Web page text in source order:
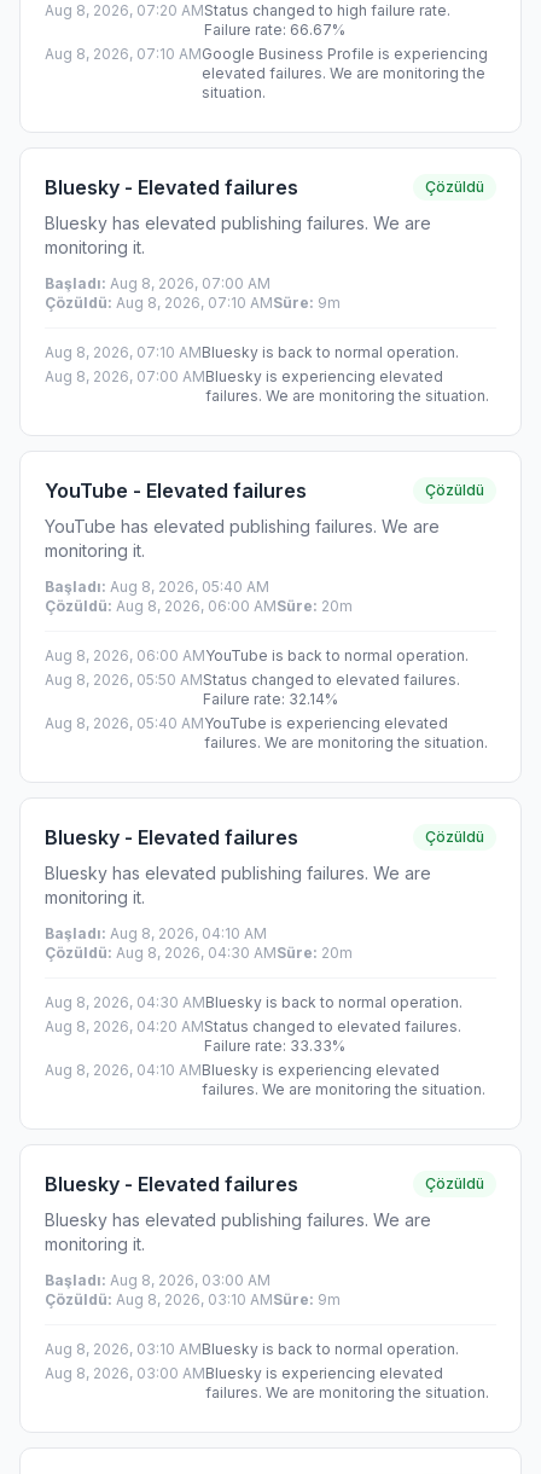
Aug 8, 2026, 07:20 AMStatus changed to high failure rate.
Failure rate: 66.67%
Aug 8, 2026, 07:10 AMGoogle Business Profile is experiencing
elevated failures. We are monitoring the
situation.
Bluesky - Elevated failures Çözüldü
Bluesky has elevated publishing failures. We are
monitoring it.
Başladı: Aug 8, 2026, 07:00 AM
Çözüldü: Aug 8, 2026, 07:10 AMSüre: 9m
Aug 8, 2026, 07:10 AMBluesky is back to normal operation.
Aug 8, 2026, 07:00 AMBluesky is experiencing elevated
failures. We are monitoring the situation.
YouTube - Elevated failures Çözüldü
YouTube has elevated publishing failures. We are
monitoring it.
Başladı: Aug 8, 2026, 05:40 AM
Çözüldü: Aug 8, 2026, 06:00 AMSüre: 20m
Aug 8, 2026, 06:00 AMYouTube is back to normal operation.
Aug 8, 2026, 05:50 AMStatus changed to elevated failures.
Failure rate: 32.14%
Aug 8, 2026, 05:40 AMYouTube is experiencing elevated
failures. We are monitoring the situation.
Bluesky - Elevated failures Çözüldü
Bluesky has elevated publishing failures. We are
monitoring it.
Başladı: Aug 8, 2026, 04:10 AM
Çözüldü: Aug 8, 2026, 04:30 AMSüre: 20m
Aug 8, 2026, 04:30 AMBluesky is back to normal operation.
Aug 8, 2026, 04:20 AMStatus changed to elevated failures.
Failure rate: 33.33%
Aug 8, 2026, 04:10 AMBluesky is experiencing elevated
failures. We are monitoring the situation.
Bluesky - Elevated failures Çözüldü
Bluesky has elevated publishing failures. We are
monitoring it.
Başladı: Aug 8, 2026, 03:00 AM
Çözüldü: Aug 8, 2026, 03:10 AMSüre: 9m
Aug 8, 2026, 03:10 AMBluesky is back to normal operation.
Aug 8, 2026, 03:00 AMBluesky is experiencing elevated
failures. We are monitoring the situation.